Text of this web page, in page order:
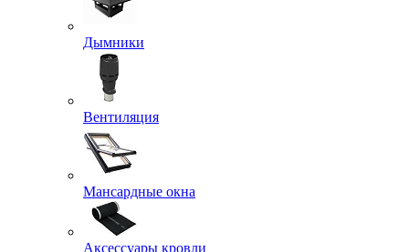
Дымники
Вентиляция
Мансардные окна
Аксессуары кровли